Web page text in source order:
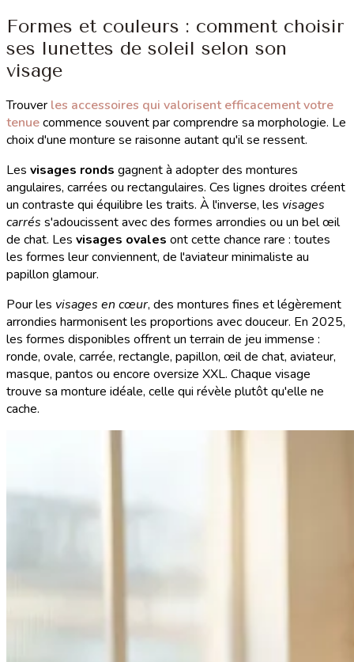
Formes et couleurs : comment choisir
ses lunettes de soleil selon son
visage
Trouver les accessoires qui valorisent efficacement votre
tenuecommence souvent par comprendre sa morphologie. Le
choix d'une monture se raisonne autant qu'il se ressent.
Les visages ronds gagnent à adopter des montures
angulaires, carrées ou rectangulaires. Ces lignes droites créent
un contraste qui équilibre les traits. À l'inverse, les visages
carrés s'adoucissent avec des formes arrondies ou un bel œil
de chat. Les visages ovales ont cette chance rare : toutes
les formes leur conviennent, de l'aviateur minimaliste au
papillon glamour.
Pour les visages en cœur, des montures fines et légèrement
arrondies harmonisent les proportions avec douceur. En 2025,
les formes disponibles offrent un terrain de jeu immense :
ronde, ovale, carrée, rectangle, papillon, œil de chat, aviateur,
masque, pantos ou encore oversize XXL. Chaque visage
trouve sa monture idéale, celle qui révèle plutôt qu'elle ne
cache.